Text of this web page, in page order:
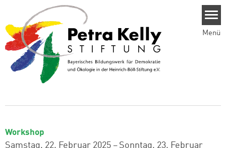
Menü
Workshop
Samstag, 22. Februar 2025 – Sonntag, 23. Februar